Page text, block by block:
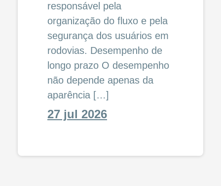
responsável pela
organização do fluxo e pela
segurança dos usuários em
rodovias. Desempenho de
longo prazo O desempenho
não depende apenas da
aparência […]
27 jul 2026